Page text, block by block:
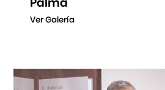
Ver Galería